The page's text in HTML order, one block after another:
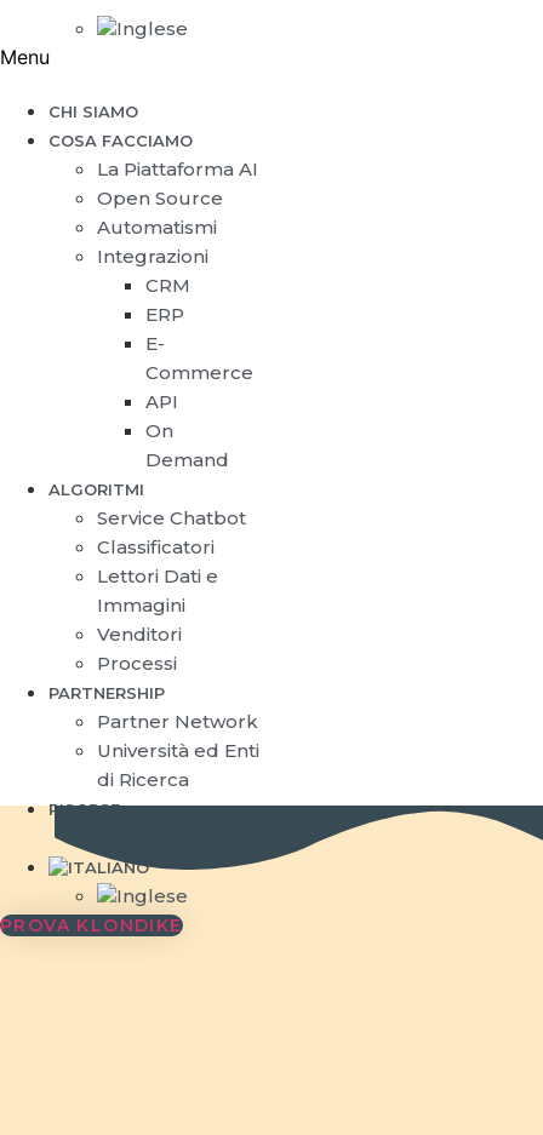
Menu
CHI SIAMO
COSA FACCIAMO
La Piattaforma AI
Open Source
Automatismi
Integrazioni
CRM
ERP
E-
Commerce
API
On
Demand
ALGORITMI
Service Chatbot
Classificatori
Lettori Dati e
Immagini
Venditori
Processi
PARTNERSHIP
Partner Network
Università ed Enti
di Ricerca
RISORSE
PROVA KLONDIKE